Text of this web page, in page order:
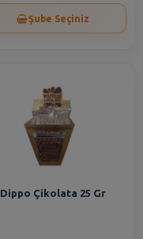
Şube Seçiniz
Dippo Çikolata 25 Gr